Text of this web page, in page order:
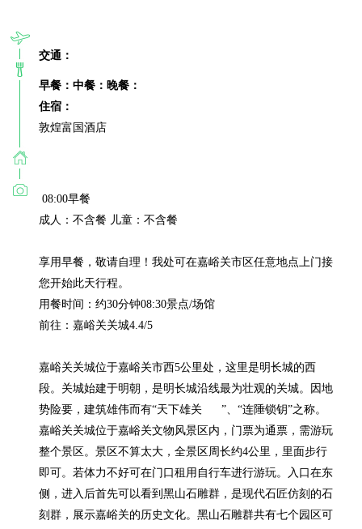
交通：
早餐：中餐：晚餐：
住宿：
08:00早餐
成人：不含餐 儿童：不含餐
享用早餐，敬请自理！我处可在嘉峪关市区任意地点上门接
您开始此天行程。
用餐时间：约30分钟08:30景点/场馆
前往：嘉峪关关城4.4/5
嘉峪关关城位于嘉峪关市西5公里处，这里是明长城的西
段。关城始建于明朝，是明长城沿线最为壮观的关城。因地
势险要，建筑雄伟而有“天下雄关      ”、“连陲锁钥”之称。
嘉峪关关城位于嘉峪关文物风景区内，门票为通票，需游玩
整个景区。景区不算太大，全景区周长约4公里，里面步行
即可。若体力不好可在门口租用自行车进行游玩。入口在东
侧，进入后首先可以看到黑山石雕群，是现代石匠仿刻的石
刻群，展示嘉峪关的历史文化。黑山石雕群共有七个园区可